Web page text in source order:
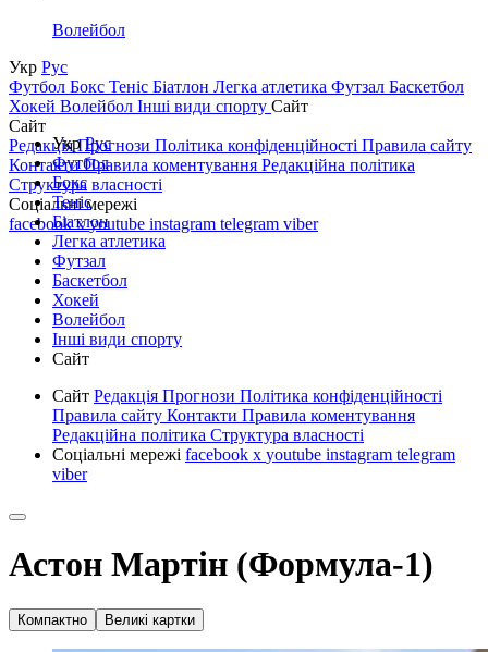
Волейбол
Укр Рус
Футбол Бокс Теніс Біатлон Легка атлетика Футзал Баскетбол
Хокей Волейбол Інші види спорту Сайт
Сайт
РедакціяПрогнози Політика конфіденційності Правила сайту
КонтактиПравила коментування Редакційна політика
Структура власності
Соціальні мережі
facebookxyoutube instagram telegram viber
УкрРус
Футбол
Бокс
Теніс
Біатлон
Легка атлетика
Футзал
Баскетбол
Хокей
Волейбол
Інші види спорту
Сайт
Сайт Редакція Прогнози Політика конфіденційності
Правила сайту Контакти Правила коментування
Редакційна політика Структура власності
Соціальні мережі facebook x youtube instagram telegram
viber
Астон Мартін (Формула-1)
Компактно Великі картки